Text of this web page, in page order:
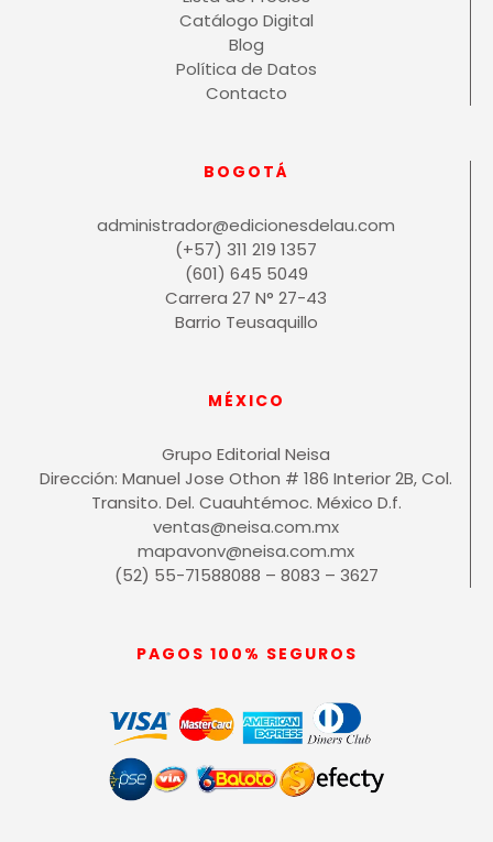
Catálogo Digital
Blog
Política de Datos
Contacto
BOGOTÁ
administrador@edicionesdelau.com
(+57) 311 219 1357
(601) 645 5049
Carrera 27 N° 27-43
Barrio Teusaquillo
MÉXICO
Grupo Editorial Neisa
Dirección: Manuel Jose Othon # 186 Interior 2B, Col.
Transito. Del. Cuauhtémoc. México D.f.
ventas@neisa.com.mx
mapavonv@neisa.com.mx
(52) 55-71588088 – 8083 – 3627
PAGOS 100% SEGUROS